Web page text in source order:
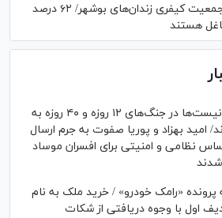
کاهش ۱۰ درصدی جمعیت کیفری زندان‌های بوشهر/ ۶۲ درصد
هستند
۲ عامل مهم صهیونیست‌ها در جنگ‌های ۱۲ روزه و ۴۰ روزه به
امید بهزاد و پوریا صفوت به جرم ارسال
نظامی و امنیتی برای افسران موساد
شدند
پرونده «رامک خودرو» / خرید ملک به نام
اول با وجوه دریافتی از شکات